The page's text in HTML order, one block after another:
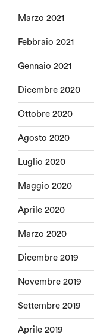
Marzo 2021
Febbraio 2021
Gennaio 2021
Dicembre 2020
Ottobre 2020
Agosto 2020
Luglio 2020
Maggio 2020
Aprile 2020
Marzo 2020
Dicembre 2019
Novembre 2019
Settembre 2019
Aprile 2019